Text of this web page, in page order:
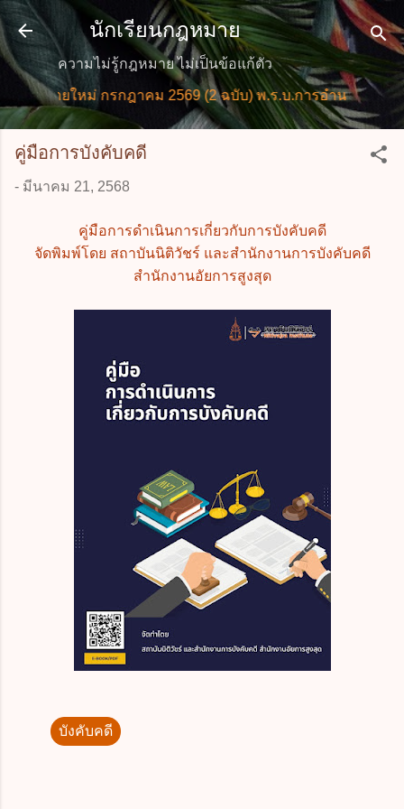
ข้ามไปที่เนื้อหาหลัก
นักเรียนกฎหมาย
ความไม่รู้กฎหมาย ไม่เป็นข้อแก้ตัว
หมายใหม่ กรกฎาคม 2569 (2 ฉบับ) พ.ร.บ.การอำนวยการคว
คู่มือการบังคับคดี
- มีนาคม 21, 2568
คู่มือการดำเนินการเกี่ยวกับการบังคับคดี
จัดพิมพ์โดย สถาบันนิติวัชร์ และสำนักงานการบังคับคดี
สำนักงานอัยการสูงสุด
บังคับคดี